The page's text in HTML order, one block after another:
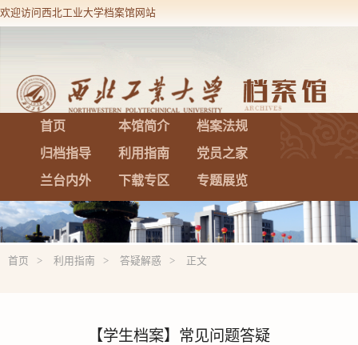
欢迎访问西北工业大学档案馆网站
首页 本馆简介
档案法规
归档指导
利用指南
党员之家
兰台内外
下载专区 专题展览
首页 利用指南 答疑解惑 正文
【学生档案】常见问题答疑